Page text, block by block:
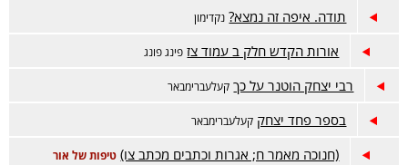
תודה. איפה זה נמצא? נקדימון
אורות הקדש חלק ב עמוד צז פינג פונג
רבי יצחק הוטנר על כך קעלעברימבאר
בספר פחד יצחק קעלעברימבאר
(חנוכה מאמר ח; אגרות וכתבים מכתב צו) טיפות של אור